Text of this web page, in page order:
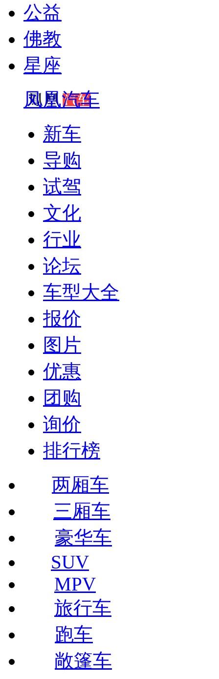
公益
佛教
星座
凤凰汽车
新车
导购
试驾
文化
行业
论坛
车型大全
报价
图片
优惠
团购
询价
排行榜
两厢车
三厢车
豪华车
SUV
MPV
旅行车
跑车
敞篷车